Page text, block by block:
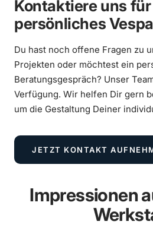
Kontaktiere uns
persönliches
Du hast noch offene Fragen zu
Projekten oder möchtest ein
Beratungsgespräch? Unser
Verfügung. Wir helfen Dir gern
um die Gestaltung Deiner
JETZT KONTAKT
Impressionen
Vespa 250ccm Wideframe
Scheibenbremse und
MEHR